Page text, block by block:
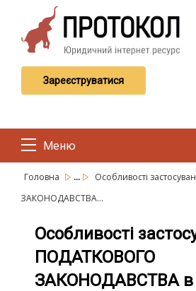
Зареєструватися
Меню
Головна ...
Особливості
ЗАКОНОДАВСТВА...
Особливості
ПОДАТКОВОГО
ЗАКОНОДАВСТВА в